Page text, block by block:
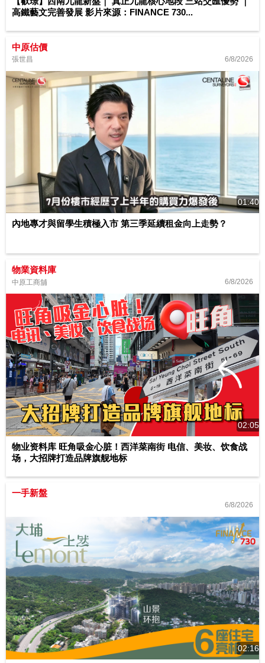
高鐵藝文完善發展 影片來源：FINANCE 730...
中原估價
張世昌 6/8/2026
01:40
內地專才與留學生積極入市 第三季延續租金向上走勢？
物業資料庫
中原工商舖 6/8/2026
02:05
物业资料库 旺角吸金心脏！西洋菜南街 电信、美妆、饮食战
场，大招牌打造品牌旗舰地标
一手新盤
6/8/2026
02:16